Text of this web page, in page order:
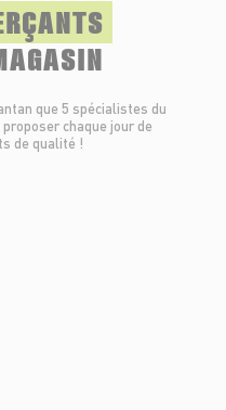
que 5 spécialistes du
chaque jour de
de qualité !